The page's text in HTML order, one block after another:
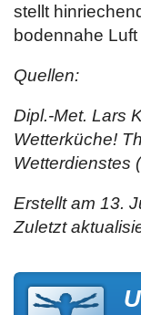
stellt
bodennahe
Quellen:
Dipl.-Met. Lars
Wetterküche!
Wetterdienstes
Erstellt am 13.
Zuletzt